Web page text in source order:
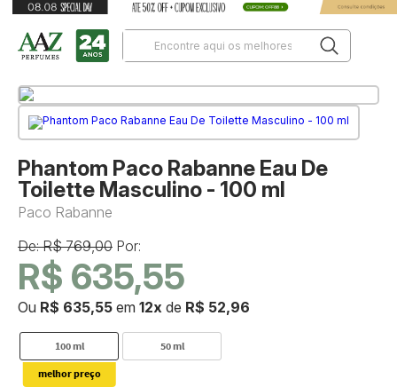
Phantom Paco Rabanne Eau De
Toilette Masculino - 100 ml
Paco Rabanne
De: R$ 769,00 Por:
R$ 635,55
Ou R$ 635,55 em 12x de R$ 52,96
100 ml 50 ml